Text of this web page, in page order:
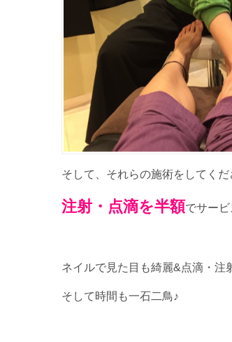
そして、それらの施術をしてくだ
注射・点滴を半額でサービ
ネイルで見た目も綺麗&点滴・注
そして時間も一石二鳥♪